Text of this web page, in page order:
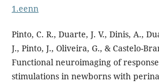
1.eenn
Pinto, C. R., Duarte, J. V., Dinis, A.,
J., Pinto, J., Oliveira, G., & Castelo-
Functional neuroimaging of
stimulations in newborns with